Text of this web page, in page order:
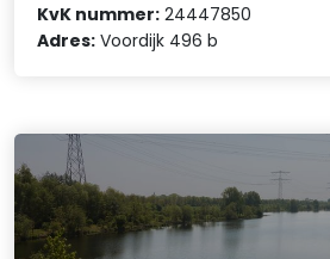
KvK nummer: 24447850
Adres: Voordijk 496 b